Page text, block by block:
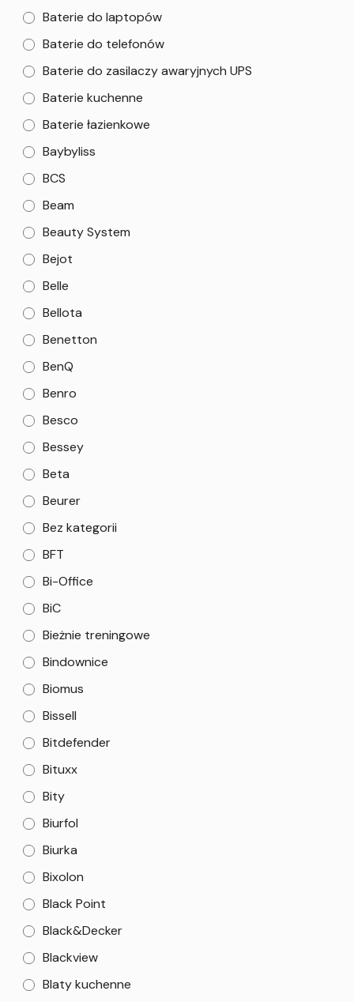
Baterie do laptopów
Baterie do telefonów
Baterie do zasilaczy awaryjnych UPS
Baterie kuchenne
Baterie łazienkowe
Baybyliss
BCS
Beam
Beauty System
Bejot
Belle
Bellota
Benetton
BenQ
Benro
Besco
Bessey
Beta
Beurer
Bez kategorii
BFT
Bi-Office
BiC
Bieżnie treningowe
Bindownice
Biomus
Bissell
Bitdefender
Bituxx
Bity
Biurfol
Biurka
Bixolon
Black Point
Black&Decker
Blackview
Blaty kuchenne